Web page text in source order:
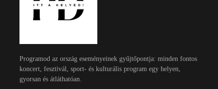
Programod az ország eseményeinek gyűjtőpontja: minden fontos
koncert, fesztivál, sport- és kulturális program egy helyen,
gyorsan és átláthatóan.